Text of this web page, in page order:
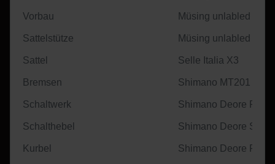
Vorbau Müsing unlabled
Sattelstütze Müsing unlabled AL
Sattel Selle Italia X3
Bremsen Shimano MT201
Schaltwerk Shimano Deore RD-
Schalthebel Shimano Deore SL-
Kurbel Shimano Deore FC-